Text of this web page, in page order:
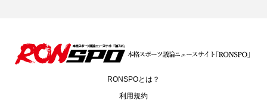
RONSPOとは？
利用規約